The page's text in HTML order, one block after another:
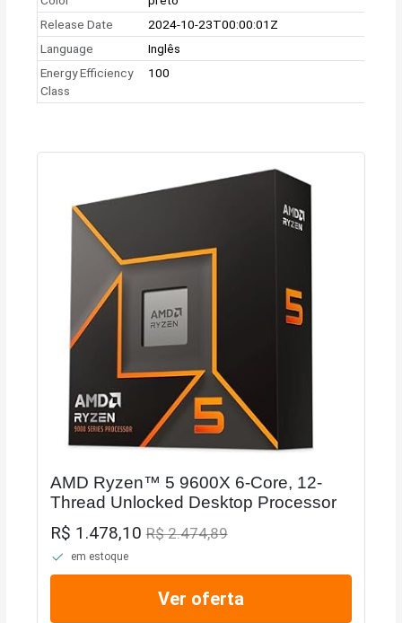
Release Date
2024-10-23T00:00:01Z
Language
Inglês
Energy Efficiency
Class
100
AMD Ryzen™ 5 9600X 6-Core, 12-
Thread Unlocked Desktop Processor
R$ 1.478,10R$ 2.474,89
em estoque
Ver oferta